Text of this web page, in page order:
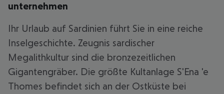
unternehmen
Ihr Urlaub auf Sardinien führt Sie in eine reiche
Inselgeschichte. Zeugnis sardischer
Megalithkultur sind die bronzezeitlichen
Gigantengräber. Die größte Kultanlage S'Ena 'e
Thomes befindet sich an der Ostküste bei